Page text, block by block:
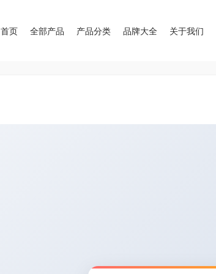
首页 全部产品 产品分类 品牌大全 关于我们